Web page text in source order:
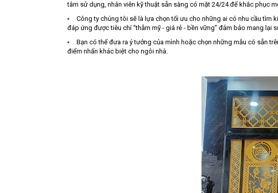
tâm sử dụng, nhân viên kỹ thuật sẵn sàng có mặt 24/24 để khắc phục
Công ty chúng tôi sẽ là lựa chọn tối ưu cho những ai có nhu cầu tìm
đáp ứng được tiêu chí “thẫm mỹ - giá rẻ - bền vững” đảm bảo mang lại
Bạn có thể đưa ra ý tưởng của mình hoặc chọn những mẫu có sẵn
điểm nhấn khác biệt cho ngôi nhà.